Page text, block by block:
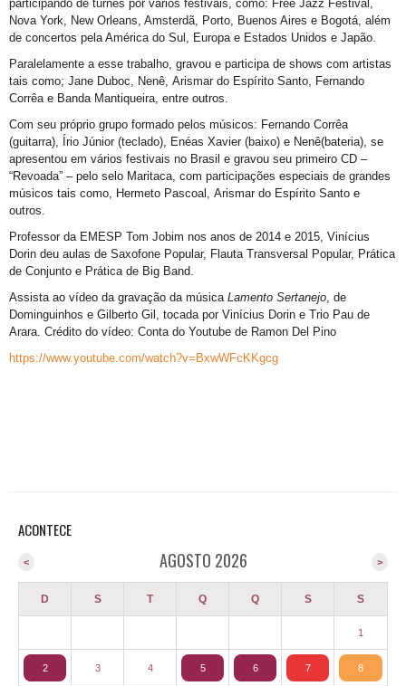
participando de turnês por vários festivais, como: Free Jazz Festival,
Nova York, New Orleans, Amsterdã, Porto, Buenos Aires e Bogotá, além
de concertos pela América do Sul, Europa e Estados Unidos e Japão.
Paralelamente a esse trabalho, gravou e participa de shows com artistas
tais como; Jane Duboc, Nenê, Arismar do Espírito Santo, Fernando
Corrêa e Banda Mantiqueira, entre outros.
Com seu próprio grupo formado pelos músicos: Fernando Corrêa
(guitarra), Írio Júnior (teclado), Enéas Xavier (baixo) e Nenê(bateria), se
apresentou em vários festivais no Brasil e gravou seu primeiro CD –
“Revoada” – pelo selo Maritaca, com participações especiais de grandes
músicos tais como, Hermeto Pascoal, Arismar do Espírito Santo e
outros.
Professor da EMESP Tom Jobim nos anos de 2014 e 2015, Vinícius
Dorin deu aulas de Saxofone Popular, Flauta Transversal Popular, Prática
de Conjunto e Prática de Big Band.
Assista ao vídeo da gravação da música Lamento Sertanejo, de
Dominguinhos e Gilberto Gil, tocada por Vinícius Dorin e Trio Pau de
Arara. Crédito do vídeo: Conta do Youtube de Ramon Del Pino
https://www.youtube.com/watch?v=BxwWFcKKgcg
ACONTECE
AGOSTO 2026 >
<
D S T Q Q S S
1
2 3 4 5 6 7 8